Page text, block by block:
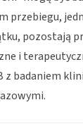
przebiegu,
pozostają
i
z badaniem